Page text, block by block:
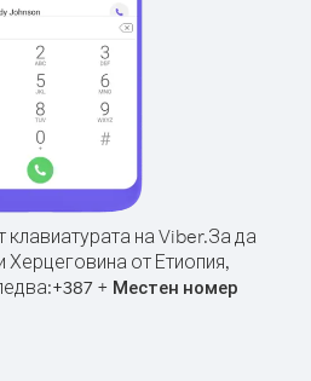
на Viber.За да
Херцеговина от Етиопия,
+387 + Местен номер